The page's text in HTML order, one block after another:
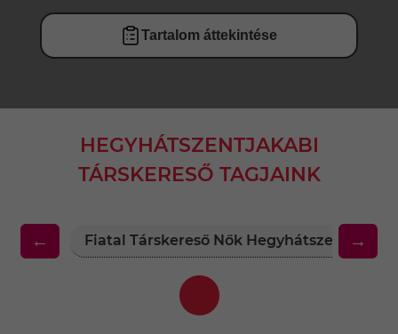
Tartalom áttekintése
HEGYHÁTSZENTJAKABI
TÁRSKERESŐ TAGJAINK
← Fiatal Társkereső Nők Hegyhátszentjakab
→